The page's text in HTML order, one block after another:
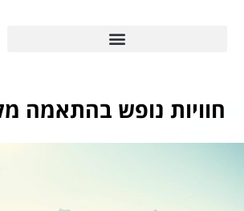
חוויות נופש בהתאמה